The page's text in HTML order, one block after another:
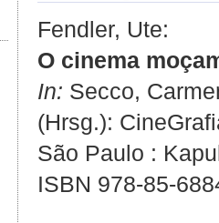
Fendler, Ute:
O cinema
In: Secco,
(Hrsg.):
São Paulo :
ISBN 978-85-